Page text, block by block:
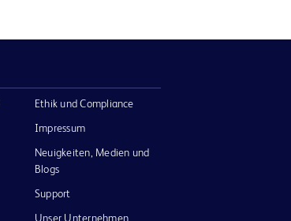
Ethik und Compliance
Impressum
Neuigkeiten, Medien und
Blogs
Support
Unser Unternehmen